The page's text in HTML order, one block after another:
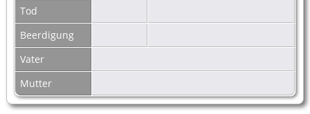
Tod
Beerdigung
Vater
Mutter